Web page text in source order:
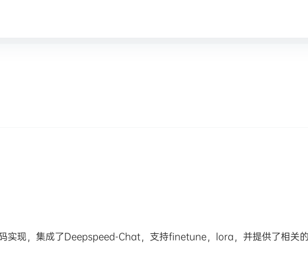
实现，集成了Deepspeed-Chat，支持finetune，lora，并提供了相关